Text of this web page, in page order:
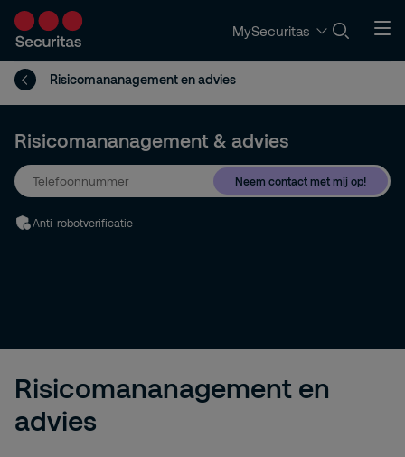
MySecuritas
Risicomananagement en advies
Risicomananagement & advies
Neem contact met mij op!
Anti-robotverificatie
Risicomananagement en
advies